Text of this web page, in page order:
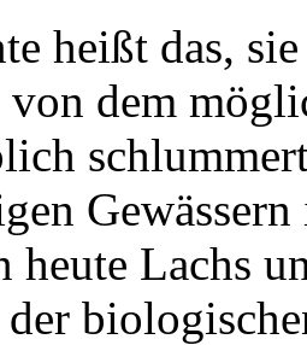
heißt das,
dem
heute Lachs